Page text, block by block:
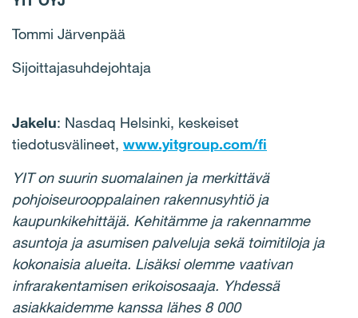
Tommi Järvenpää
Sijoittajasuhdejohtaja
Jakelu: Nasdaq Helsinki, keskeiset
tiedotusvälineet, www.yitgroup.com/fi
YIT on suurin suomalainen ja merkittävä
pohjoiseurooppalainen rakennusyhtiö ja
kaupunkikehittäjä. Kehitämme ja rakennamme
asuntoja ja asumisen palveluja sekä toimitiloja ja
kokonaisia alueita. Lisäksi olemme vaativan
infrarakentamisen erikoisosaaja. Yhdessä
asiakkaidemme kanssa lähes 8 000